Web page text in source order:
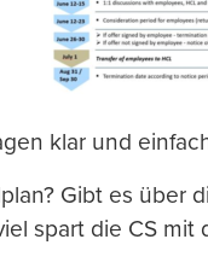
klar und
Gibt es über
spart die CS